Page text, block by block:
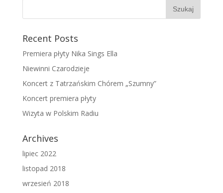
Recent Posts
Premiera płyty Nika Sings Ella
Niewinni Czarodzieje
Koncert z Tatrzańskim Chórem „Szumny”
Koncert premiera płyty
Wizyta w Polskim Radiu
Archives
lipiec 2022
listopad 2018
wrzesień 2018